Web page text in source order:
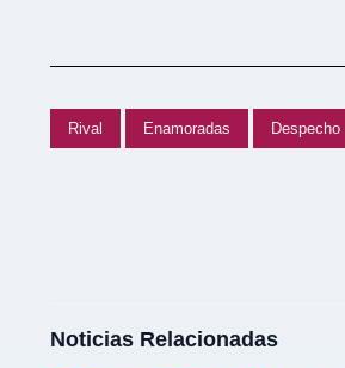
Rival Enamoradas Despecho
Noticias Relacionadas